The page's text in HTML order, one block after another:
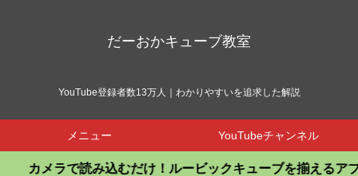
だーおかキューブ教室
YouTube登録者数13万人｜わかりやすいを追求した解説
メニュー YouTubeチャンネル
カメラで読み込むだけ！ルービックキューブを揃えるアプリ